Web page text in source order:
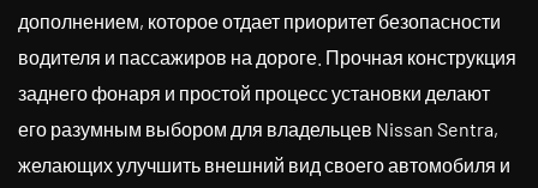
дополнением, которое отдает приоритет безопасности
водителя и пассажиров на дороге. Прочная конструкция
заднего фонаря и простой процесс установки делают
его разумным выбором для владельцев Nissan Sentra,
желающих улучшить внешний вид своего автомобиля и